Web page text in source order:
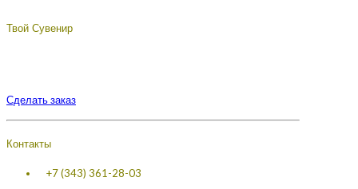
Твой Сувенир
Сделать заказ
Контакты
+7 (343) 361-28-03